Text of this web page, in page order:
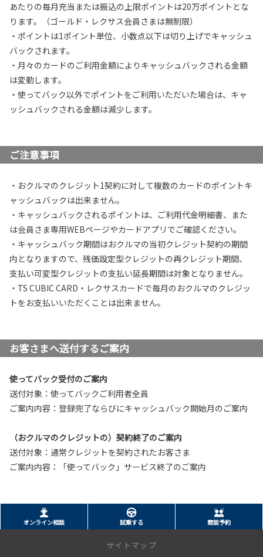
あたりの毎月充当または振込の上限ポイントは20万ポイントとな
ります。（ゴールド・レクサス会員さまは無制限）
・ポイントは1ポイント単位、小数点以下は切り上げでキャッシュ
バックされます。
・月々のカードのご利用金額によりキャッシュバックされる金額
は変動します。
・使ってバック以外でポイントをご利用いただいた場合は、キャ
ッシュバックされる金額は減少します。
ご注意事項
・おクルマのクレジット1契約に対して複数のカードのポイントキ
ャッシュバックは出来ません。
・キャッシュバックされるポイントは、ご利用代金明細書、また
は会員さま専用WEBページやカードアプリでご確認ください。
・キャッシュバック期間はおクルマの当初クレジット契約の期間
内となりますので、残価設定型クレジットの再クレジット期間、
支払い可変型クレジットの支払い延長期間は対象となりません。
・TS CUBIC CARD・レクサスカードで毎月のおクルマのクレジッ
トをお支払いいただくことは出来ません。
お客さまへ送付するご案内
使ってバック受付のご案内
送付対象：使ってバックご利用者全員
ご案内内容：登録完了ならびにキャッシュバック開始月のご案内
（おクルマのクレジットの）契約終了のご案内
送付対象：通常クレジットを契約されたお客さま
ご案内内容：「使ってバック」サービス終了のご案内
オンライン相談 試乗する 商談予約
サイトマップ